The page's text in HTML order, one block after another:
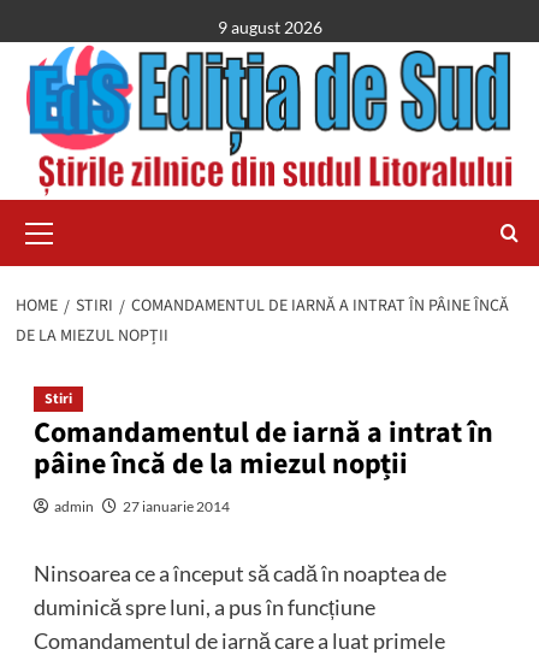
to
content
9 august 2026
Menu
HOME STIRI
COMANDAMENTUL DE IARNĂ A INTRAT ÎN PÂINE ÎNCĂ
DE LA MIEZUL NOPȚII
Stiri
Comandamentul de iarnă a intrat în
pâine încă de la miezul nopții
admin 27 ianuarie 2014
Ninsoarea ce a început să cadă în noaptea de
duminică spre luni, a pus în funcțiune
Comandamentul de iarnă care a luat primele